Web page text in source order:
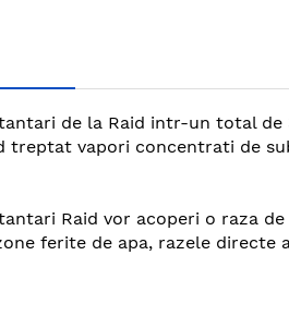
de la Raid intr-un total
treptat vapori concentrati de
Raid vor acoperi o raza
ferite de apa, razele directe